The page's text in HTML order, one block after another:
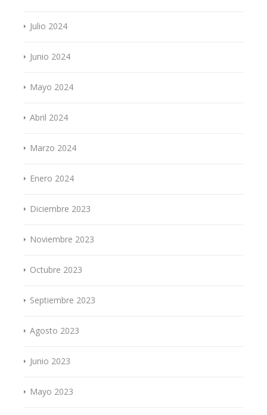
Julio 2024
Junio 2024
Mayo 2024
Abril 2024
Marzo 2024
Enero 2024
Diciembre 2023
Noviembre 2023
Octubre 2023
Septiembre 2023
Agosto 2023
Junio 2023
Mayo 2023